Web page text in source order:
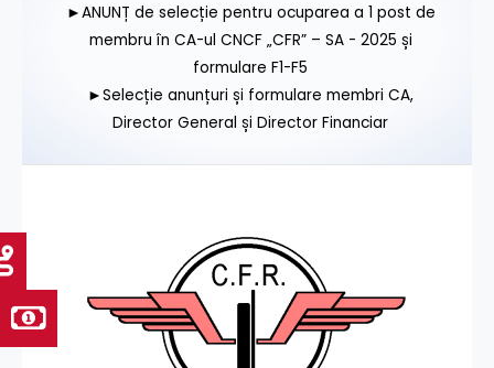
►ANUNȚ de selecție pentru ocuparea a 1 post de
membru în CA-ul CNCF „CFR” – SA - 2025 și
formulare F1-F5
►Selecție anunțuri și formulare membri CA,
Director General și Director Financiar